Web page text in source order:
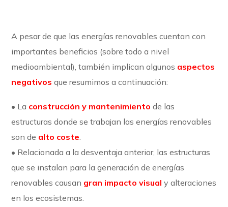
A pesar de que las energías renovables cuentan con
importantes beneficios (sobre todo a nivel
medioambiental), también implican algunos aspectos
negativos que resumimos a continuación:
• La construcción y mantenimiento de las
estructuras donde se trabajan las energías renovables
son de alto coste
• Relacionada a la desventaja anterior, las estructuras
que se instalan para la generación de energías
renovables causan gran impacto visual y alteraciones
en los ecosistemas.